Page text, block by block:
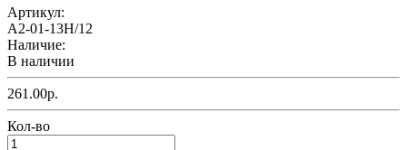
Артикул:
А2-01-13Н/12
Наличие:
В наличии
261.00р.
Кол-во